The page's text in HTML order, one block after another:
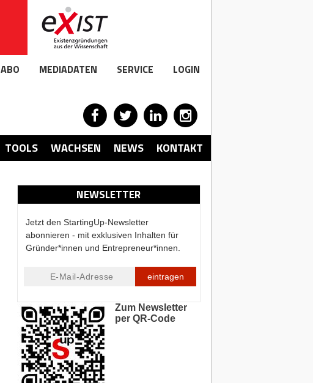
ABO MEDIADATEN SERVICE LOGIN
TOOLS WACHSEN NEWS KONTAKT
NEWSLETTER
Jetzt den StartingUp-Newsletter
abonnieren - mit exklusiven Inhalten für
Gründer*innen und Entrepreneur*innen.
eintragen
Zum Newsletter
per QR-Code